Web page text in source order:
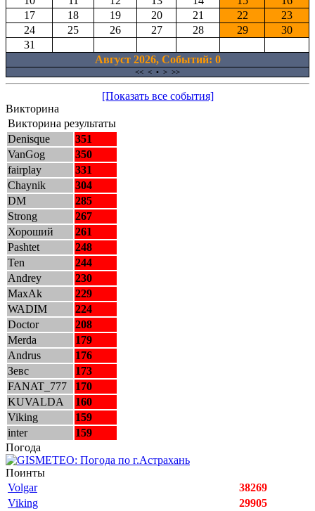
17
18 19 20 21 22
23
24
25 26 27 28 29
30
31
Август 2026, Cобытий: 0
<< < • > >>
[Показать все события]
Викторина
Викторина результаты
Denisque
351
VanGog
350
fairplay
331
Chaynik
304
DM
285
Strong
267
Хороший
261
Pashtet
248
Ten
244
Andrey
230
MaxAk
229
WADIM
224
Doctor
208
Merda
179
Andrus
176
Зевс
173
FANAT_777
170
KUVALDA
160
Viking
159
inter
159
Погода
Поинты
Volgar
38269
Viking
29905